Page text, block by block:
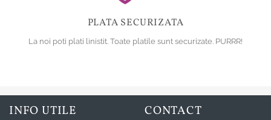
PLATA SECURIZATA
La noi poti plati linistit. Toate platile sunt securizate. PURRR!
INFO UTILE CONTACT